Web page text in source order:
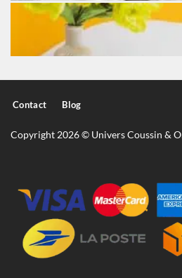
Contact Blog
Copyright 2026 © Univers Coussin &